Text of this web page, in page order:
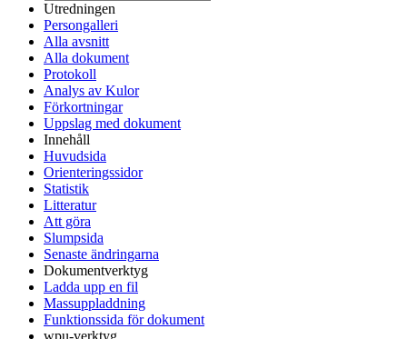
Utredningen
Persongalleri
Alla avsnitt
Alla dokument
Protokoll
Analys av Kulor
Förkortningar
Uppslag med dokument
Innehåll
Huvudsida
Orienteringssidor
Statistik
Litteratur
Att göra
Slumpsida
Senaste ändringarna
Dokumentverktyg
Ladda upp en fil
Massuppladdning
Funktionssida för dokument
wpu-verktyg